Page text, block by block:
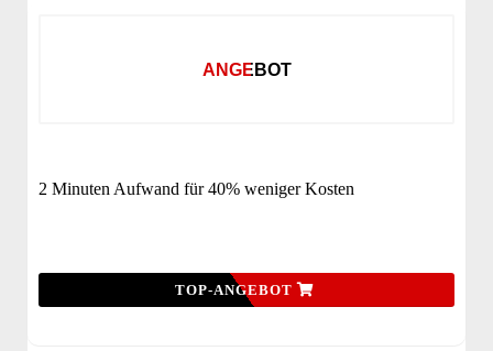
ANGEBOT
2 Minuten Aufwand für 40% weniger Kosten
TOP-ANGEBOT